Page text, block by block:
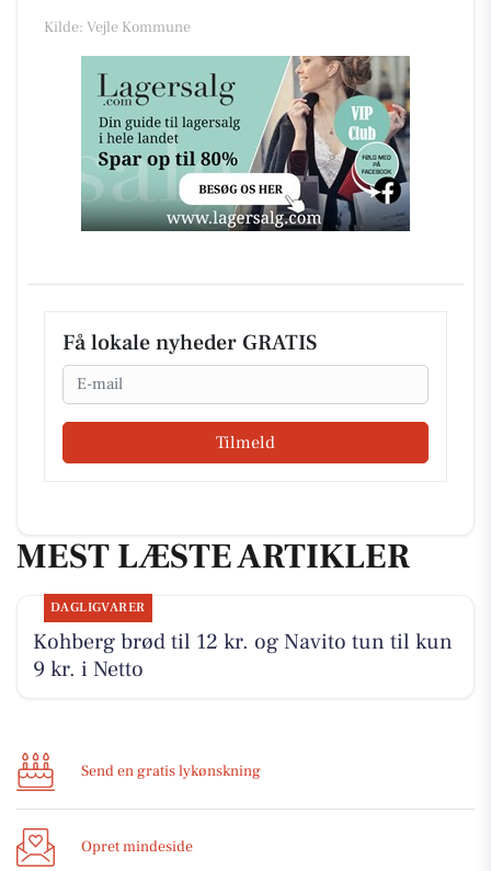
Kilde: Vejle Kommune
Få lokale nyheder GRATIS
Email
Tilmeld
MEST LÆSTE ARTIKLER
DAGLIGVARER
Kohberg brød til 12 kr. og Navito tun til kun
9 kr. i Netto
Send en gratis lykønskning
Opret mindeside